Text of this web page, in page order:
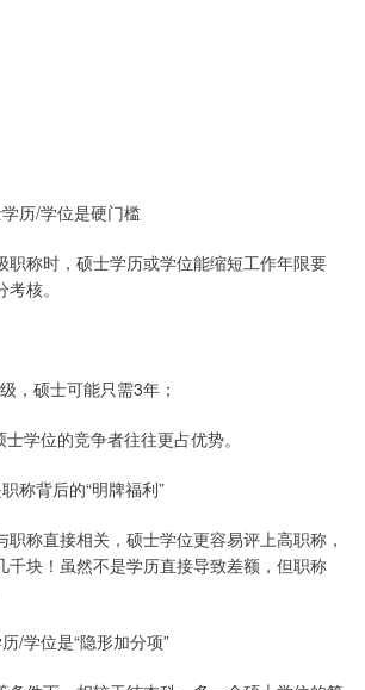
历/学位是硬门槛
职称时，硕士学历或学位能缩短工作年限要
核。
，硕士可能只需3年；
学位的竞争者往往更占优势。
称背后的“明牌福利”
称直接相关，硕士学位更容易评上高职称，
千块！虽然不是学历直接导致差额，但职称
/学位是“隐形加分项”